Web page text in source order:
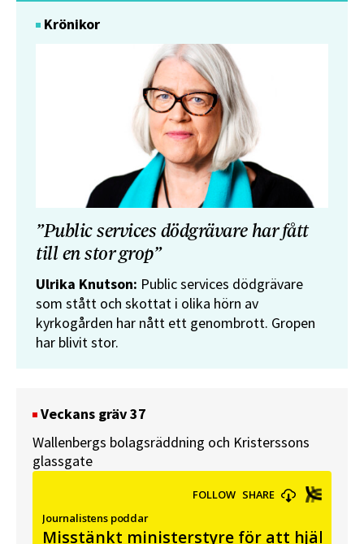
Krönikor
”Public services dödgrävare har fått
till en stor grop”
Ulrika Knutson: Public services dödgrävare
som stått och skottat i olika hörn av
kyrkogården har nått ett genombrott. Gropen
har blivit stor.
Veckans gräv 37
Wallenbergs bolagsräddning och Kristerssons
glassgate